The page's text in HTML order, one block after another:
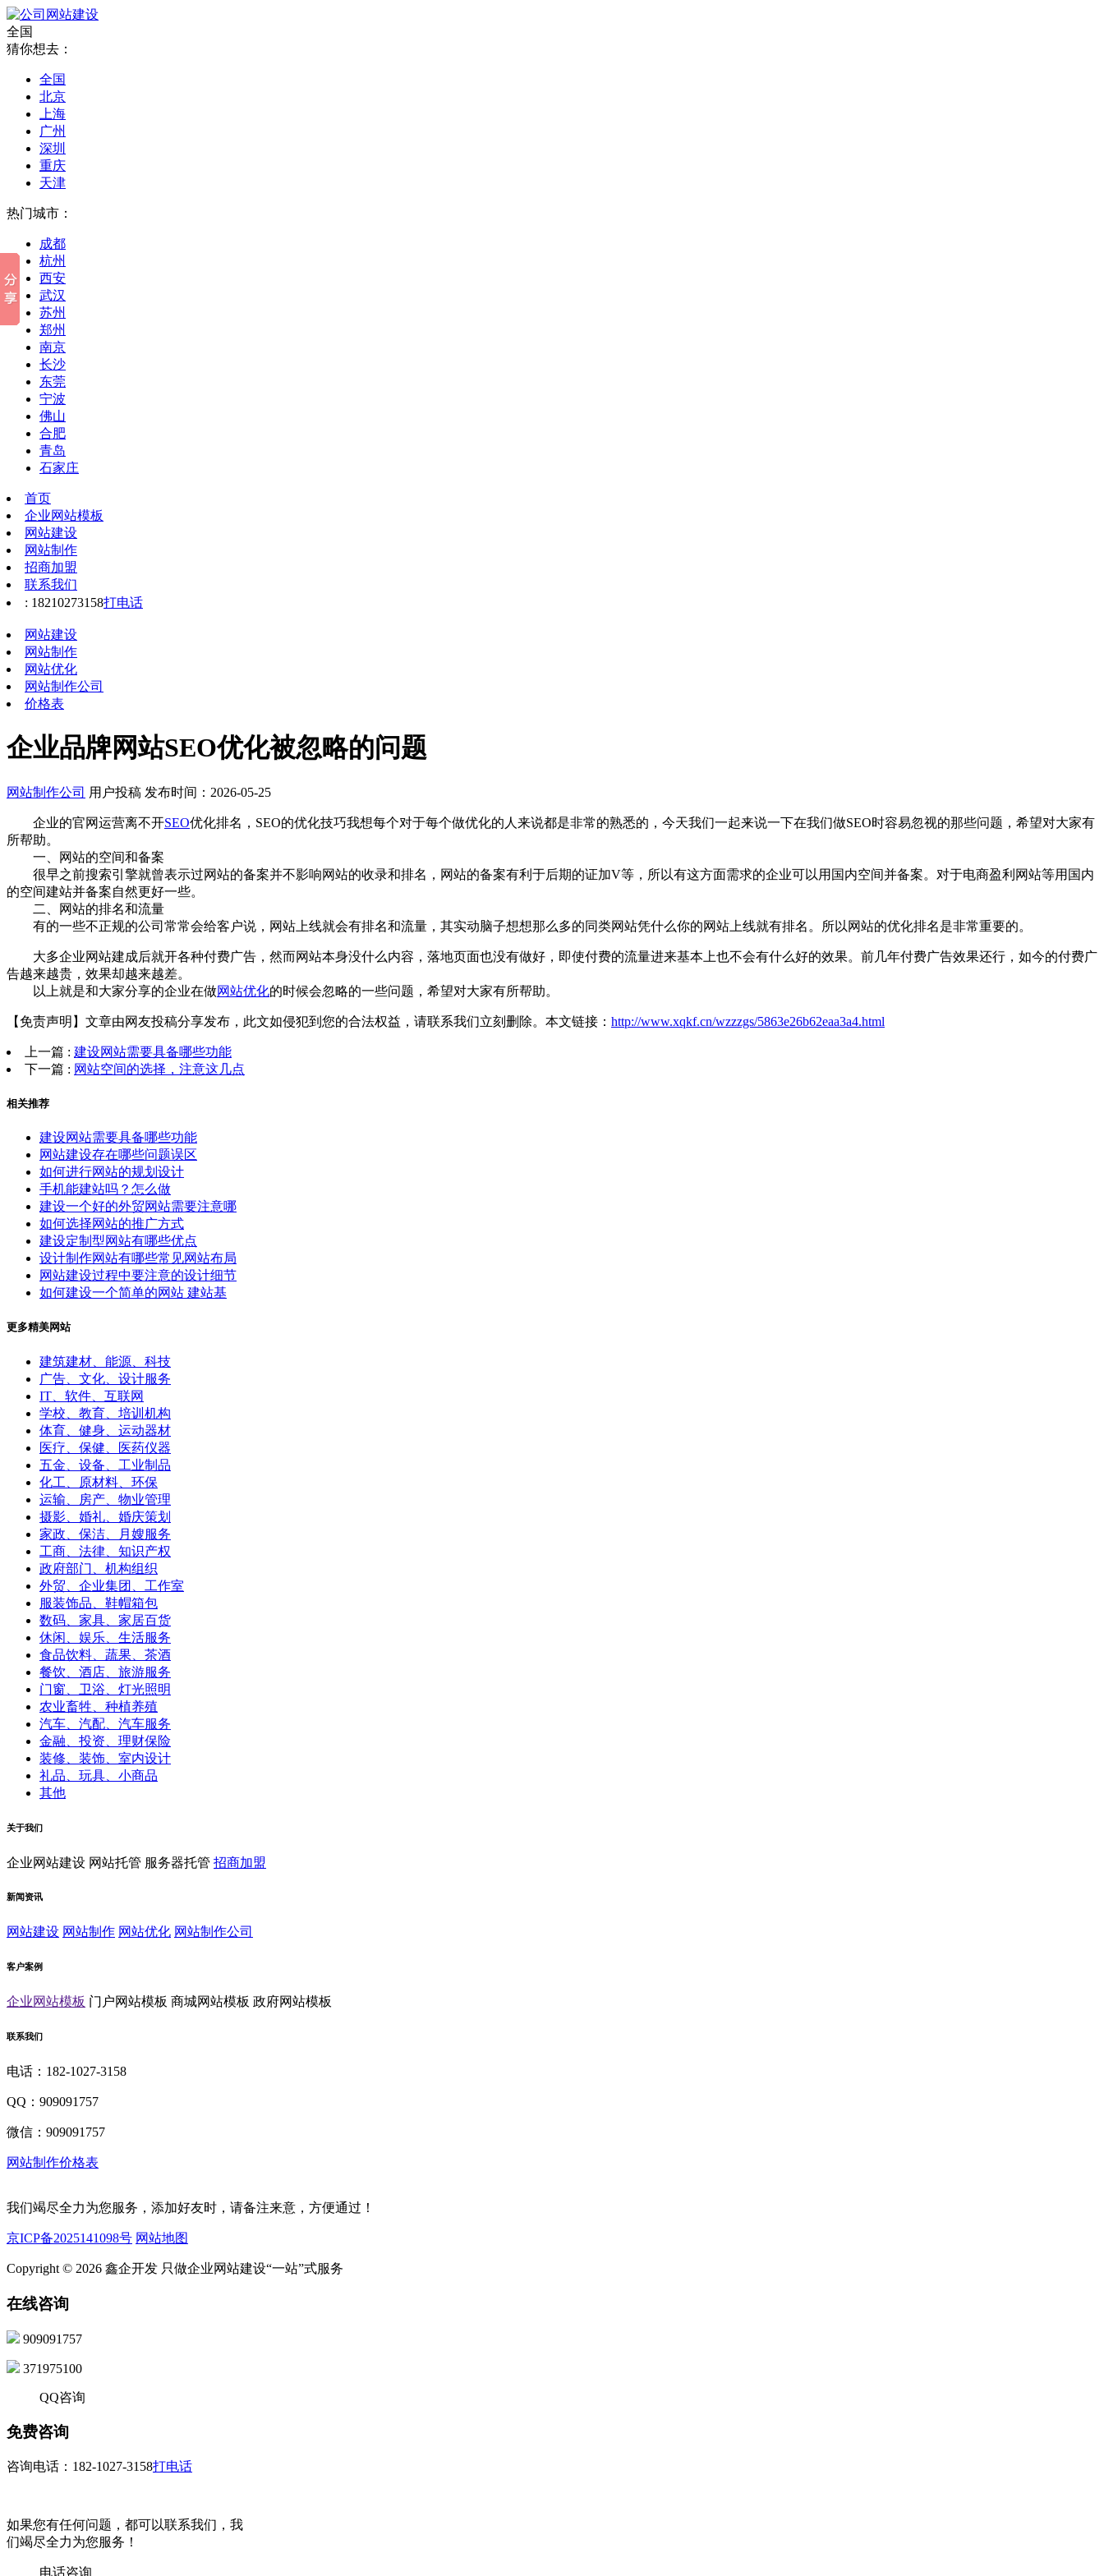
全国
猜你想去：
全国
北京
上海
广州
深圳
重庆
天津
热门城市：
成都
杭州
西安
武汉
苏州
郑州
南京
长沙
东莞
宁波
佛山
合肥
青岛
石家庄
首页
企业网站模板
网站建设
网站制作
招商加盟
联系我们
: 18210273158打电话
网站建设
网站制作
网站优化
网站制作公司
价格表
企业品牌网站SEO优化被忽略的问题
网站制作公司 用户投稿 发布时间：2026-05-25
企业的官网运营离不开SEO优化排名，SEO的优化技巧我想每个对于每个做优化的人来说都是非常的熟悉的，今天我们一起来说一下在我们做SEO时容易忽视的那些问题，希望对大家有
所帮助。
一、网站的空间和备案
很早之前搜索引擎就曾表示过网站的备案并不影响网站的收录和排名，网站的备案有利于后期的证加V等，所以有这方面需求的企业可以用国内空间并备案。对于电商盈利网站等用国内
的空间建站并备案自然更好一些。
二、网站的排名和流量
有的一些不正规的公司常常会给客户说，网站上线就会有排名和流量，其实动脑子想想那么多的同类网站凭什么你的网站上线就有排名。所以网站的优化排名是非常重要的。
大多企业网站建成后就开各种付费广告，然而网站本身没什么内容，落地页面也没有做好，即使付费的流量进来基本上也不会有什么好的效果。前几年付费广告效果还行，如今的付费广
告越来越贵，效果却越来越差。
以上就是和大家分享的企业在做网站优化的时候会忽略的一些问题，希望对大家有所帮助。
【免责声明】文章由网友投稿分享发布，此文如侵犯到您的合法权益，请联系我们立刻删除。本文链接： http://www.xqkf.cn/wzzzgs/5863e26b62eaa3a4.html
上一篇 : 建设网站需要具备哪些功能
下一篇 : 网站空间的选择，注意这几点
相关推荐
建设网站需要具备哪些功能
网站建设存在哪些问题误区
如何进行网站的规划设计
手机能建站吗？怎么做
建设一个好的外贸网站需要注意哪
如何选择网站的推广方式
建设定制型网站有哪些优点
设计制作网站有哪些常见网站布局
网站建设过程中要注意的设计细节
如何建设一个简单的网站 建站基
更多精美网站
建筑建材、能源、科技
广告、文化、设计服务
IT、软件、互联网
学校、教育、培训机构
体育、健身、运动器材
医疗、保健、医药仪器
五金、设备、工业制品
化工、原材料、环保
运输、房产、物业管理
摄影、婚礼、婚庆策划
家政、保洁、月嫂服务
工商、法律、知识产权
政府部门、机构组织
外贸、企业集团、工作室
服装饰品、鞋帽箱包
数码、家具、家居百货
休闲、娱乐、生活服务
食品饮料、蔬果、茶酒
餐饮、酒店、旅游服务
门窗、卫浴、灯光照明
农业畜牲、种植养殖
汽车、汽配、汽车服务
金融、投资、理财保险
装修、装饰、室内设计
礼品、玩具、小商品
其他
关于我们
企业网站建设 网站托管 服务器托管 招商加盟
新闻资讯
网站建设 网站制作 网站优化 网站制作公司
客户案例
企业网站模板 门户网站模板 商城网站模板 政府网站模板
联系我们
电话：182-1027-3158
QQ：909091757
微信：909091757
网站制作价格表
我们竭尽全力为您服务，添加好友时，请备注来意，方便通过！
京ICP备2025141098号 网站地图
Copyright © 2026 鑫企开发 只做企业网站建设“一站”式服务
在线咨询
909091757
371975100
QQ咨询
免费咨询
咨询电话：182-1027-3158打电话
如果您有任何问题，都可以联系我们，我
们竭尽全力为您服务！
电话咨询